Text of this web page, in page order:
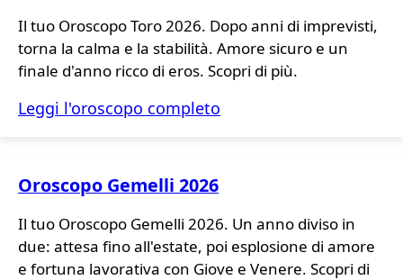
Il tuo Oroscopo Toro 2026. Dopo anni di imprevisti,
torna la calma e la stabilità. Amore sicuro e un
finale d'anno ricco di eros. Scopri di più.
Leggi l'oroscopo completo
Oroscopo Gemelli 2026
Il tuo Oroscopo Gemelli 2026. Un anno diviso in
due: attesa fino all'estate, poi esplosione di amore
e fortuna lavorativa con Giove e Venere. Scopri di